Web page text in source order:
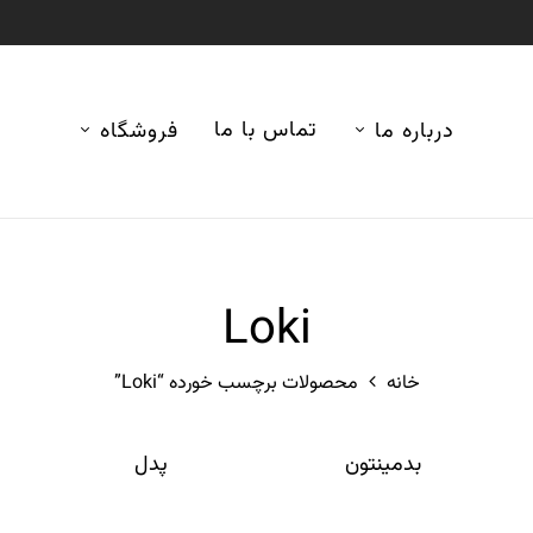
درباره ما تماس با ما فروشگاه
Loki
خانه محصولات برچسب خورده “Loki”
بدمینتون پدل